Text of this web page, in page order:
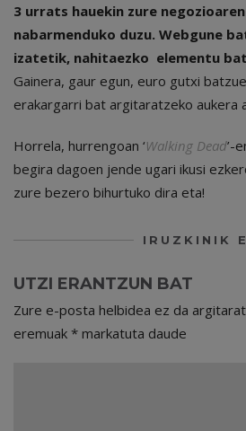
3 urrats hauekin zure
nabarmenduko duzu. Webgune
izatetik, nahitaezko elementu
Gainera, gaur egun, euro gutxi
erakargarri bat argitaratzeko aukera
Horrela, hurrengoan ‘Walking Dead’-
begira dagoen jende ugari ikusi
zure bezero bihurtuko dira eta!
IRUZKINIK
UTZI ERANTZUN BAT
Zure e-posta helbidea ez da
eremuak * markatuta daude